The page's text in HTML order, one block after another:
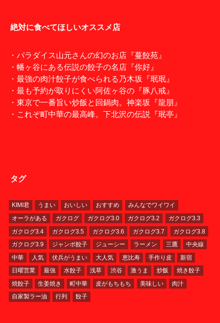
絶対に食べてほしいオススメ店
・パラダイス山元さんの幻のお店『蔓餃苑』
・幡ヶ谷にある伝説の餃子の名店『你好』
・最強の肉汁餃子が食べられる乃木坂『珉珉』
・最も予約が取りにくい阿佐ヶ谷の『豚八戒』
・東京で一番旨い炒飯と回鍋肉。神楽坂『龍朋』
・これぞ町中華の最高峰。下北沢の伝説『珉亭』
タグ
KIMI君 うまい おいしい おすすめ
みんなでワイワイ
オーラがある
ガクログ ガクログ3.0 ガクログ3.2
ガクログ3.3
ガクログ3.4
ガクログ3.5 ガクログ3.6 ガクログ3.7
ガクログ3.8
ガクログ3.9
ジャンボ餃子 ジューシー ラーメン 三鷹
中央線
中華
人気 伏兵がうまい 大人気 恵比寿 手作り皮
新宿
日曜営業
最強 水餃子 浅草 渋谷 激うま 炒飯
焼き餃子
焼餃子
生姜焼き 町中華 皮がもちもち 美味しい
肉汁
自家製ラー油
行列 餃子